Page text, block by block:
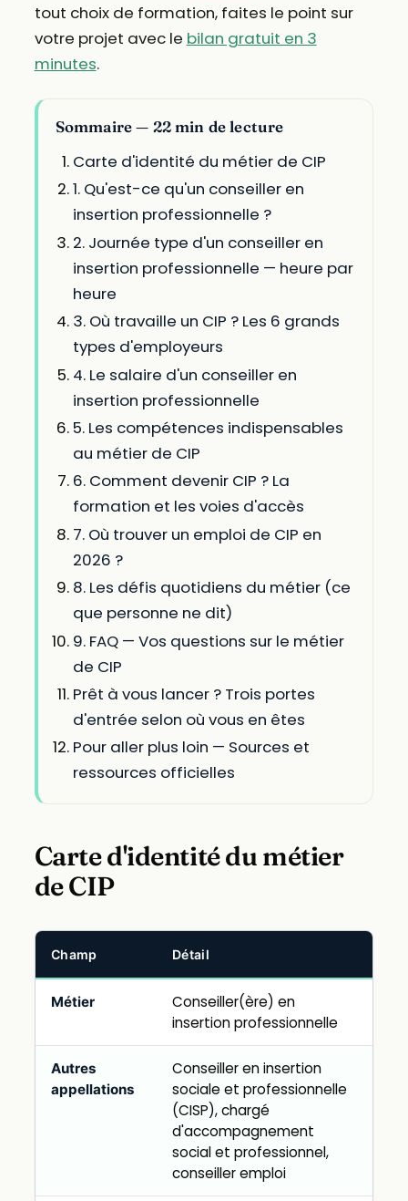
tout choix de formation, faites le point sur
votre projet avec le bilan gratuit en 3
minutes.
Sommaire — 22 min de lecture
Carte d'identité du métier de CIP
1. Qu'est-ce qu'un conseiller en
insertion professionnelle ?
2. Journée type d'un conseiller en
insertion professionnelle — heure par
heure
3. Où travaille un CIP ? Les 6 grands
types d'employeurs
4. Le salaire d'un conseiller en
insertion professionnelle
5. Les compétences indispensables
au métier de CIP
6. Comment devenir CIP ? La
formation et les voies d'accès
7. Où trouver un emploi de CIP en
2026 ?
8. Les défis quotidiens du métier (ce
que personne ne dit)
9. FAQ — Vos questions sur le métier
de CIP
Prêt à vous lancer ? Trois portes
d'entrée selon où vous en êtes
Pour aller plus loin — Sources et
ressources officielles
Carte d'identité du métier
de CIP
Champ Détail
Métier
Conseiller(ère) en
insertion professionnelle
Autres
appellations
Conseiller en insertion
sociale et professionnelle
(CISP), chargé
d'accompagnement
social et professionnel,
conseiller emploi